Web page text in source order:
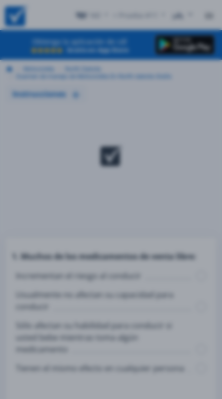
Obtenga la aplicación de cdl
Gratis en App Store
Instrucciones
1. Muchos de los medicamentos de venta libre:
Incrementan el riesgo al conducir
Usualmente no afectan su capacidad para
Sólo afectan su habilidad para conducir si
usted bebe mientras toma algún
medicamento
Tienen el mismo efecto en cualquier persona